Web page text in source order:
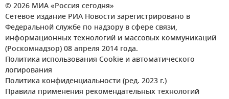
© 2026 МИА «Россия сегодня»
Сетевое издание РИА Новости зарегистрировано в
Федеральной службе по надзору в сфере связи,
информационных технологий и массовых коммуникаций
(Роскомнадзор) 08 апреля 2014 года.
Политика использования Cookie и автоматического
логирования
Политика конфиденциальности (ред. 2023 г.)
Правила применения рекомендательных технологий